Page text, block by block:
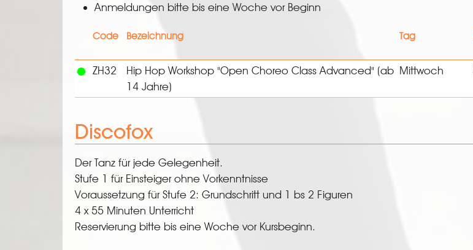
Anmeldungen bitte bis eine Woche vor Beginn
Code Bezeichnung Tag
ZH32
Hip Hop Workshop "Open Choreo Class Advanced" (ab
14 Jahre)
Mittwoch
Discofox
Der Tanz für jede Gelegenheit.
Stufe 1 für Einsteiger ohne Vorkenntnisse
Voraussetzung für Stufe 2: Grundschritt und 1 bs 2 Figuren
4 x 55 Minuten Unterricht
Reservierung bitte bis eine Woche vor Kursbeginn.